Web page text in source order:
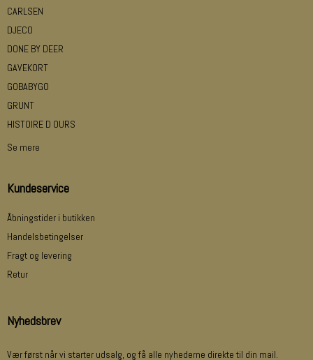
CARLSEN
DJECO
DONE BY DEER
GAVEKORT
GOBABYGO
GRUNT
HISTOIRE D OURS
Se mere
Kundeservice
Åbningstider i butikken
Handelsbetingelser
Fragt og levering
Retur
Nyhedsbrev
Vær først når vi starter udsalg, og få alle nyhederne direkte til din mail.